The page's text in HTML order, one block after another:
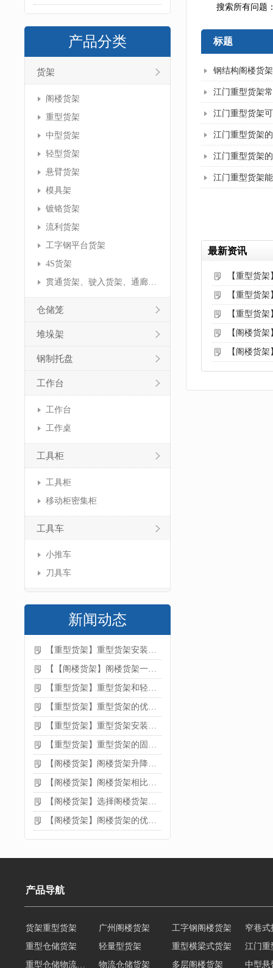
产品分类
货架
阁楼货架
重型货架
中型货架
轻型货架
悬臂货架
模具架
镀铬货架
流利货架
工字钢平台货架
4S货架
贯通货架、驶入货架、通廊货架
仓储笼
堆垛架
钢制托盘
工作台
工作台
工作桌
工具柜
工具柜
移动柜密集柜
工具车
小推车
刀具车
新闻动态
【重型货架】重型货架安装注意事项
【【阁楼货架】阁楼货架一般有哪些用途
【重型货架】重型货架和轻型货架的区别是什么
【重型货架】重型货架的优缺点
【重型货架】重型货架安装需要注意什么？
【重型货架】重型货架的固定方法
【阁楼货架】阁楼货架升降机需要注意哪些
【阁楼货架】阁楼货架相比传统货架的优势是什么
【阁楼货架】选择阁楼货架的好处？
【阁楼货架】阁楼货架的优点是什么
搜索所有问题
标题
钢结构阁楼货
江门重型货架
江门重型货架
江门重型货架
江门重型货架
江门重型货架
最新资讯
【重型货
【重型货
【重型货
【阁楼货
【阁楼货
产品导航